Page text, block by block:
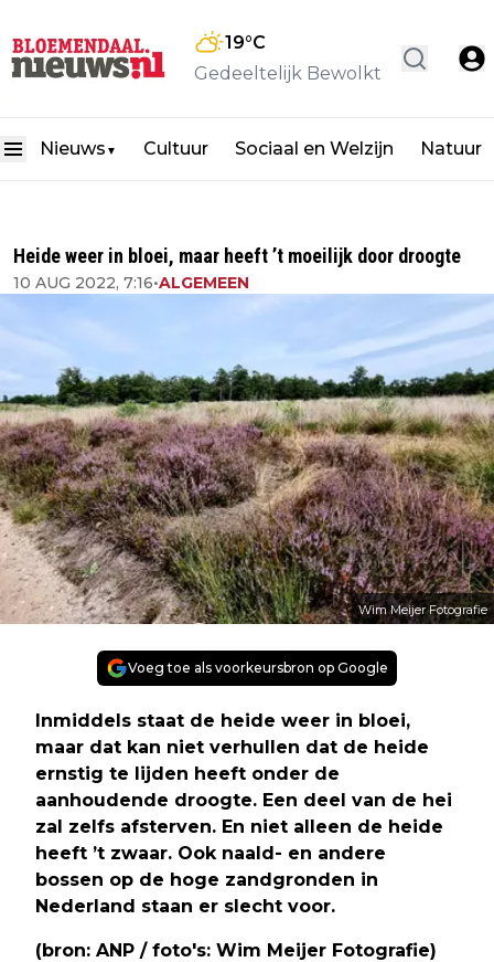
19°C
Gedeeltelijk Bewolkt
Nieuws ▼ Cultuur Sociaal en Welzijn Natuur
Heide weer in bloei, maar heeft ’t moeilijk door droogte
10 AUG 2022, 7:16•ALGEMEEN
Wim Meijer Fotografie
Voeg toe als voorkeursbron op Google
Inmiddels staat de heide weer in bloei,
maar dat kan niet verhullen dat de heide
ernstig te lijden heeft onder de
aanhoudende droogte. Een deel van de hei
zal zelfs afsterven. En niet alleen de heide
heeft ’t zwaar. Ook naald- en andere
bossen op de hoge zandgronden in
Nederland staan er slecht voor.
(bron: ANP / foto's: Wim Meijer Fotografie)